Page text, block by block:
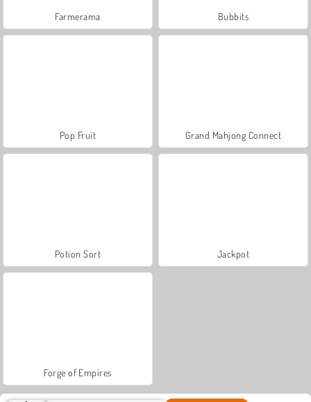
Farmerama Bubbits
Pop Fruit Grand Mahjong Connect
Potion Sort Jackpot
Forge of Empires